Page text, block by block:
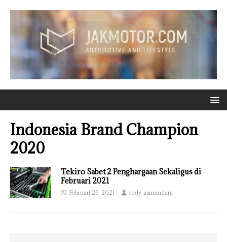
Indonesia Brand Champion
2020
Tekiro Sabet 2 Penghargaan Sekaligus di
Februari 2021
Februari 26, 2021 rudy asmandara